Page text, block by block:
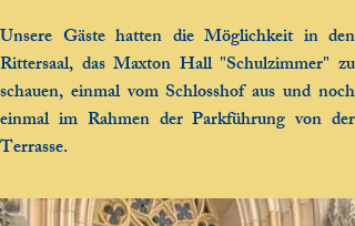
Unsere Gäste hatten die Möglichkeit in den
Rittersaal, das Maxton Hall "Schulzimmer" zu
schauen, einmal vom Schlosshof aus und noch
einmal im Rahmen der Parkführung von der
Terrasse.